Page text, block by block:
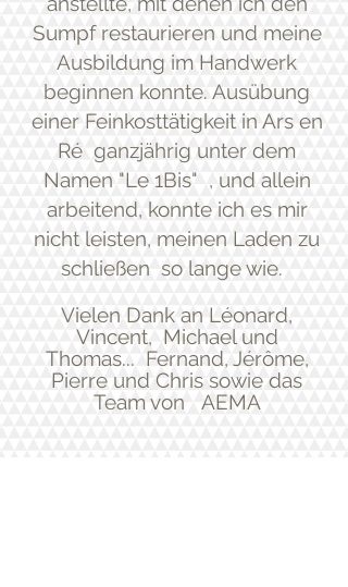
Sumpf restaurieren und meine
Ausbildung im Handwerk
beginnen konnte. Ausübung
einer Feinkosttätigkeit in Ars en
Ré ganzjährig unter dem
Namen "Le 1Bis" , und allein
arbeitend, konnte ich es mir
nicht leisten, meinen Laden zu
schließen so lange wie.
Vielen Dank an Léonard,
Vincent, Michael und
Thomas... Fernand, Jérôme,
Pierre und Chris sowie das
Team von
AEMA